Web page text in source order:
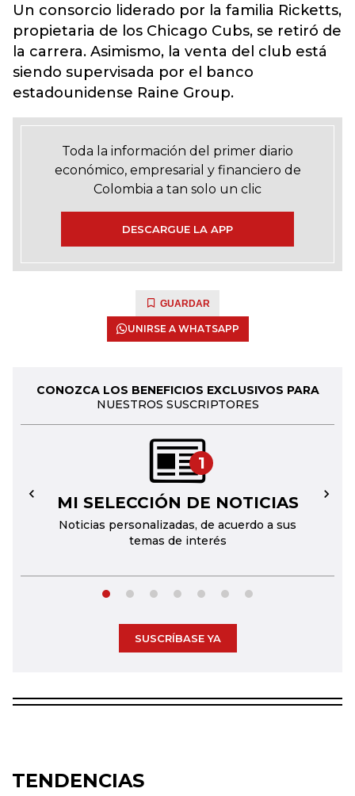
Un consorcio liderado por la familia Ricketts,
propietaria de los Chicago Cubs, se retiró de
la carrera. Asimismo, la venta del club está
siendo supervisada por el banco
estadounidense Raine Group.
Toda la información del primer diario
económico, empresarial y financiero de
Colombia a tan solo un clic
DESCARGUE LA APP
GUARDAR
UNIRSE A WHATSAPP
CONOZCA LOS BENEFICIOS EXCLUSIVOS PARA
NUESTROS SUSCRIPTORES
1
MI SELECCIÓN DE NOTICIAS
Noticias personalizadas, de acuerdo a sus
temas de interés
← →
SUSCRÍBASE YA
TENDENCIAS